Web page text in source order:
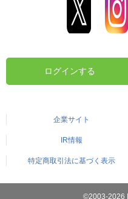
ログインする
企業サイト
IR情報
特定商取引法に基づく表示
©2003-2026